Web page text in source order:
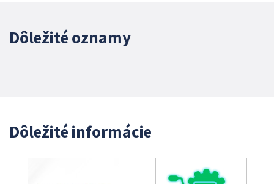
Dôležité oznamy
Dôležité informácie